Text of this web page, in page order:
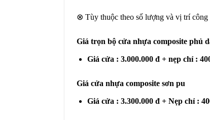
⊗ Tùy thuộc theo số lượng và vị trí
Giá trọn bộ cửa nhựa composite phủ
Giá cửa : 3.000.000 đ + nẹp chỉ :
Giá cửa nhựa composite sơn pu
Giá cửa : 3.300.000 đ + Nẹp chỉ :